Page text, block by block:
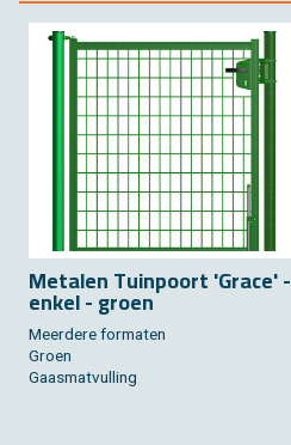
Me­ta­len Tuin­poort 'Grace' -
enkel - groen
Meer­de­re for­ma­ten
Groen
Gaas­mat­vul­ling